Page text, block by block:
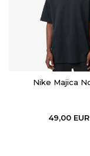
Nike Majica
49,00 EUR